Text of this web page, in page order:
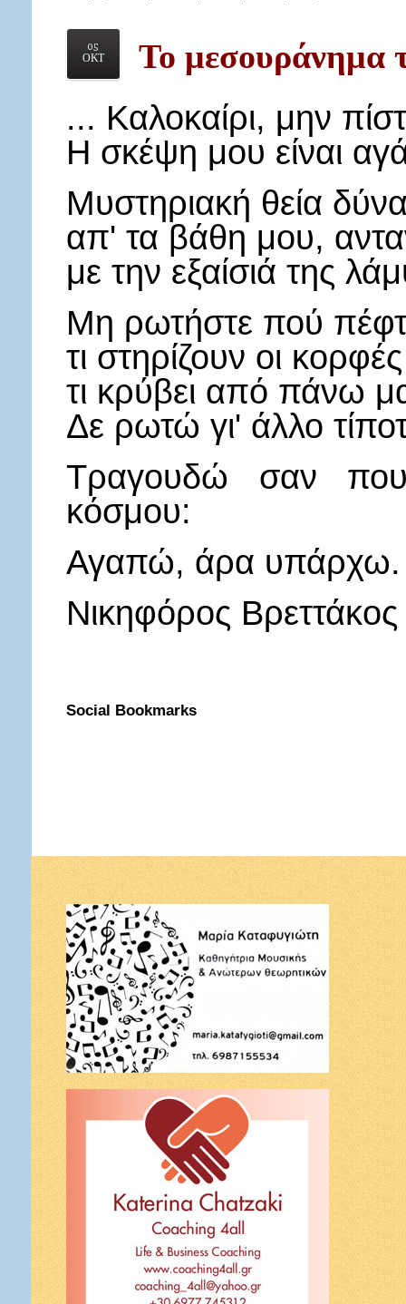
05
ΟΚΤ
Το μεσουράνημα
... Καλοκαίρι, μην
Η σκέψη μου είναι
Μυστηριακή θεία
απ' τα βάθη μου,
με την εξαίσιά της
Μη ρωτήστε πού
τι στηρίζουν οι
τι κρύβει από πάνω
Δε ρωτώ γι' άλλο
Τραγουδώ σαν
κόσμου:
Αγαπώ, άρα υπάρχω.
Νικηφόρος Βρεττάκος
Social Bookmarks